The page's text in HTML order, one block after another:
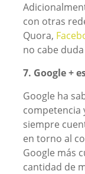
con otras
Quora,
no cabe
7. Google +
Google ha
competencia
siempre
en torno al
Google más
cantidad de